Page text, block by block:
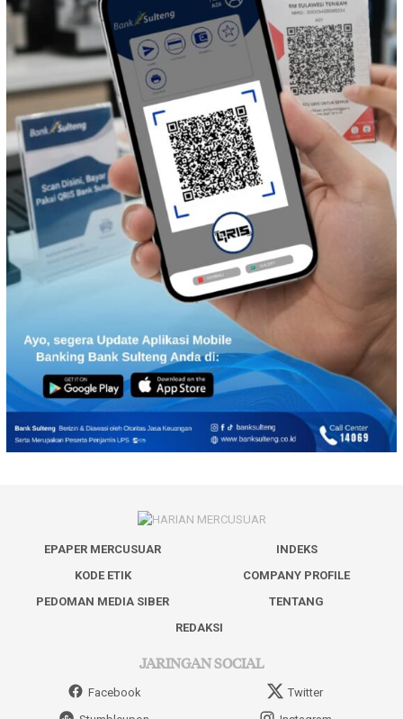
EPAPER MERCUSUAR
INDEKS
KODE ETIK
COMPANY PROFILE
PEDOMAN MEDIA SIBER
TENTANG
REDAKSI
JARINGAN SOCIAL
Facebook
Twitter